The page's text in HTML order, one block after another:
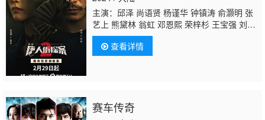
主演：邱泽 尚语贤 杨谨华 钟镇涛 俞灏明 张
艺上 熊黛林 翁虹 邓恩熙 荣梓杉 王宝强 刘昊
然 肖央张钧甯托尼·贾 杜德伟 吕颂贤 连
凯 马浴柯 周楚濋 傅隽 楼学贤 王乙 易天雄 鹤
男 恬妞 徐东 孟芷旭 赵永洪 何昕霖 张世 李星
查看详情
赛车传奇